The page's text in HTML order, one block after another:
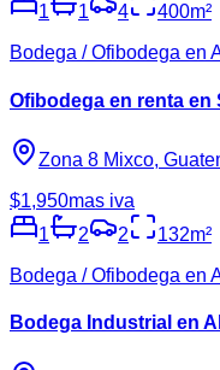
1
1 4 400m²
Bodega / Ofibodega en
Ofibodega en renta en
Zona 8 Mixco,
$1,950mas iva
1
2 2 132m²
Bodega / Ofibodega en
Bodega Industrial en